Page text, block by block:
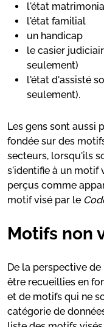
l'état
l'état familial
un handicap
le casier
seulement)
l'état d'assisté
seulement).
Les gens sont aussi
fondée sur des
secteurs, lorsqu'ils
s'identifie à un motif
perçus comme
motif visé par le
Motifs non
De la perspective
être recueillies en
et de motifs qui ne
catégorie de